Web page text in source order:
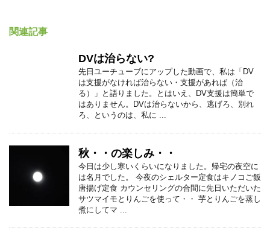
関連記事
DVは治らない?
先日ユーチューブにアップした動画で、私は「DV
は支援がなければ治らない・支援があれば（治
る）」と語りました。とはいえ、DV支援は簡単で
はありません。DVは治らないから、逃げろ、別れ
ろ、というのは、私に ...
秋・・の楽しみ・・
今日は少し寒いくらいになりました。帰宅の夜空に
は名月でした。 今夜のシェルター定食はキノコご飯
唐揚げ定食 カウンセリングの合間に先日いただいた
サツマイモとりんごを使って・・ 芋とりんごを蒸し
煮にしてマ ...